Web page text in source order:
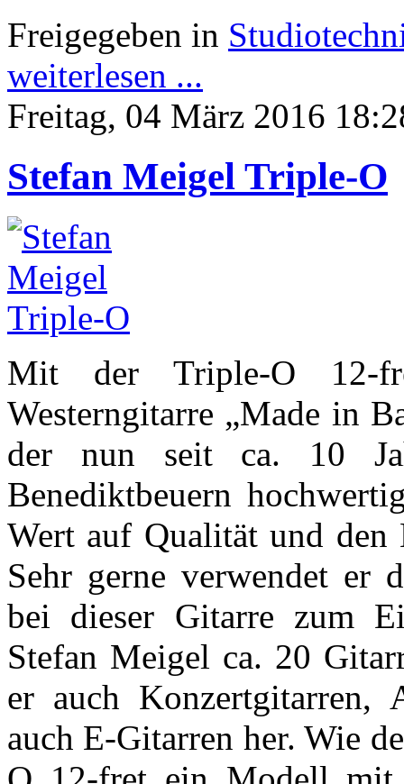
Freigegeben in
weiterlesen ...
Freitag, 04 März 2016
Stefan Meigel Triple-O
Mit der Triple-O 12-
Westerngitarre „Made in
der nun seit ca. 10
Benediktbeuern
Wert auf Qualität und den
Sehr gerne verwendet er
bei dieser Gitarre zum
Stefan Meigel ca. 20
er auch Konzertgitarren,
auch E-Gitarren her. Wie